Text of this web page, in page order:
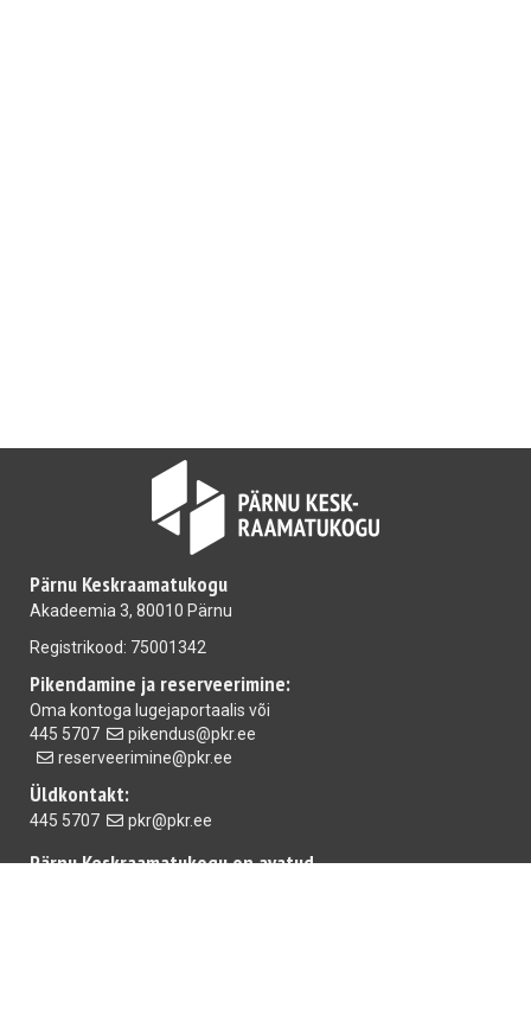
Pärnu Keskraamatukogu
Akadeemia 3, 80010 Pärnu
Registrikood: 75001342
Pikendamine ja reserveerimine:
Oma kontoga lugejaportaalis või
445 5707
pikendus@pkr.ee
reserveerimine@pkr.ee
Üldkontakt:
445 5707 pkr@pkr.ee
Pärnu Keskraamatukogu on avatud